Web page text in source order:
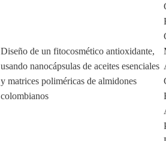
Diseño de un fitocosmético antioxidante,
usando nanocápsulas de aceites esenciales
y matrices poliméricas de almidones
colombianos